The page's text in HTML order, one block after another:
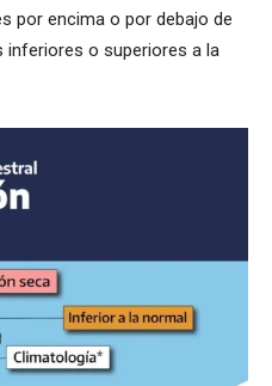
por encima o por debajo de
inferiores o superiores a la